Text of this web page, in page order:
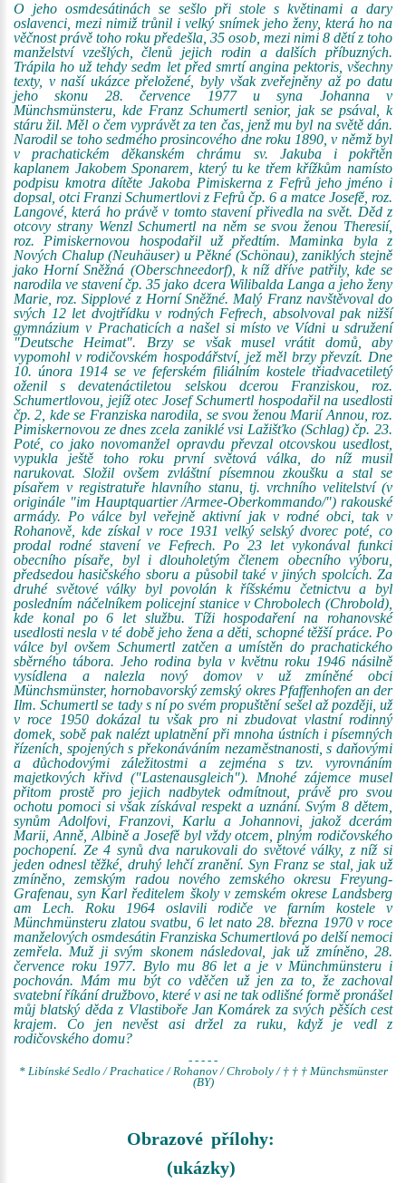
O jeho osmdesátinách se sešlo při stole s květinami a dary
oslavenci, mezi nimiž trůnil i velký snímek jeho ženy, která ho na
věčnost právě toho roku předešla, 35 osob, mezi nimi 8 dětí z toho
manželství vzešlých, členů jejich rodin a dalších příbuzných.
Trápila ho už tehdy sedm let před smrtí angina pektoris, všechny
texty, v naší ukázce přeložené, byly však zveřejněny až po datu
jeho skonu 28. července 1977 u syna Johanna v
Münchsmünsteru, kde Franz Schumertl senior, jak se psával, k
stáru žil. Měl o čem vyprávět za ten čas, jenž mu byl na světě dán.
Narodil se toho sedmého prosincového dne roku 1890, v němž byl
v prachatickém děkanském chrámu sv. Jakuba i pokřtěn
kaplanem Jakobem Sponarem, který tu ke třem křížkům namísto
podpisu kmotra dítěte Jakoba Pimiskerna z Fefrů jeho jméno i
dopsal, otci Franzi Schumertlovi z Fefrů čp. 6 a matce Josefě, roz.
Langové, která ho právě v tomto stavení přivedla na svět. Děd z
otcovy strany Wenzl Schumertl na něm se svou ženou Theresií,
roz. Pimiskernovou hospodařil už předtím. Maminka byla z
Nových Chalup (Neuhäuser) u Pěkné (Schönau), zaniklých stejně
jako Horní Sněžná (Oberschneedorf), k níž dříve patřily, kde se
narodila ve stavení čp. 35 jako dcera Wilibalda Langa a jeho ženy
Marie, roz. Sipplové z Horní Sněžné. Malý Franz navštěvoval do
svých 12 let dvojtřídku v rodných Fefrech, absolvoval pak nižší
gymnázium v Prachaticích a našel si místo ve Vídni u sdružení
"Deutsche Heimat". Brzy se však musel vrátit domů, aby
vypomohl v rodičovském hospodářství, jež měl brzy převzít. Dne
10. února 1914 se ve feferském filiálním kostele třiadvacetiletý
oženil s devatenáctiletou selskou dcerou Franziskou, roz.
Schumertlovou, jejíž otec Josef Schumertl hospodařil na usedlosti
čp. 2, kde se Franziska narodila, se svou ženou Marií Annou, roz.
Pimiskernovou ze dnes zcela zaniklé vsi Lažišťko (Schlag) čp. 23.
Poté, co jako novomanžel opravdu převzal otcovskou usedlost,
vypukla ještě toho roku první světová válka, do níž musil
narukovat. Složil ovšem zvláštní písemnou zkoušku a stal se
písařem v registratuře hlavního stanu, tj. vrchního velitelství (v
originále "im Hauptquartier /Armee-Oberkommando/") rakouské
armády. Po válce byl veřejně aktivní jak v rodné obci, tak v
Rohanově, kde získal v roce 1931 velký selský dvorec poté, co
prodal rodné stavení ve Fefrech. Po 23 let vykonával funkci
obecního písaře, byl i dlouholetým členem obecního výboru,
předsedou hasičského sboru a působil také v jiných spolcích. Za
druhé světové války byl povolán k říšskému četnictvu a byl
posledním náčelníkem policejní stanice v Chrobolech (Chrobold),
kde konal po 6 let službu. Tíži hospodaření na rohanovské
usedlosti nesla v té době jeho žena a děti, schopné těžší práce. Po
válce byl ovšem Schumertl zatčen a umístěn do prachatického
sběrného tábora. Jeho rodina byla v květnu roku 1946 násilně
vysídlena a nalezla nový domov v už zmíněné obci
Münchsmünster, hornobavorský zemský okres Pfaffenhofen an der
Ilm. Schumertl se tady s ní po svém propuštění sešel až později, už
v roce 1950 dokázal tu však pro ni zbudovat vlastní rodinný
domek, sobě pak nalézt uplatnění při mnoha ústních i písemných
řízeních, spojených s překonáváním nezaměstnanosti, s daňovými
a důchodovými záležitostmi a zejména s tzv. vyrovnáním
majetkových křivd ("Lastenausgleich"). Mnohé zájemce musel
přitom prostě pro jejich nadbytek odmítnout, právě pro svou
ochotu pomoci si však získával respekt a uznání. Svým 8 dětem,
synům Adolfovi, Franzovi, Karlu a Johannovi, jakož dcerám
Marii, Anně, Albině a Josefě byl vždy otcem, plným rodičovského
pochopení. Ze 4 synů dva narukovali do světové války, z níž si
jeden odnesl těžké, druhý lehčí zranění. Syn Franz se stal, jak už
zmíněno, zemským radou nového zemského okresu Freyung-
Grafenau, syn Karl ředitelem školy v zemském okrese Landsberg
am Lech. Roku 1964 oslavili rodiče ve farním kostele v
Münchmünsteru zlatou svatbu, 6 let nato 28. března 1970 v roce
manželových osmdesátin Franziska Schumertlová po delší nemoci
zemřela. Muž ji svým skonem následoval, jak už zmíněno, 28.
července roku 1977. Bylo mu 86 let a je v Münchmünsteru i
pochován. Mám mu být co vděčen už jen za to, že zachoval
svatební říkání družbovo, které v asi ne tak odlišné formě pronášel
můj blatský děda z Vlastiboře Jan Komárek za svých pěších cest
krajem. Co jen nevěst asi držel za ruku, když je vedl z
rodičovského domu?
- - - - -
* Libínské Sedlo / Prachatice / Rohanov / Chroboly / † † † Münchsmünster
(BY)
Obrazové přílohy:
(ukázky)